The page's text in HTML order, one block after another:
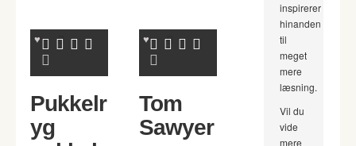
Pukkelr
yg
Tom
Sawyer
inspirerer
hinanden
til
meget
mere
læsning.
Vil du
vide
mere